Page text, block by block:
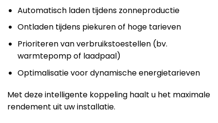
Automatisch laden tijdens zonneproductie
Ontladen tijdens piekuren of hoge tarieven
Prioriteren van verbruikstoestellen (bv.
warmtepomp of laadpaal)
Optimalisatie voor dynamische energietarieven
Met deze intelligente koppeling haalt u het maximale
rendement uit uw installatie.